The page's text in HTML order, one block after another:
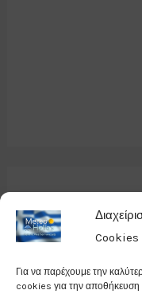
Cookies
Για να παρέχουμε την
cookies για την
Total Website Visits: